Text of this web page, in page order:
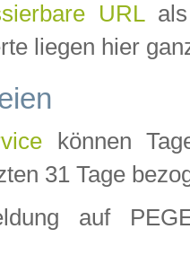
URLals
liegen hier
können
31 Tage
auf